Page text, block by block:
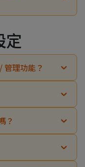
目前沒有連上網路。
ID 登入。
號。
定
管理功能？
？